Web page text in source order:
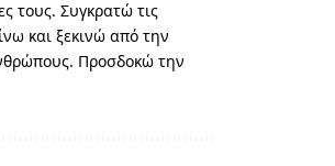
τους. Συγκρατώ τις
και ξεκινώ από την
Προσδοκώ την